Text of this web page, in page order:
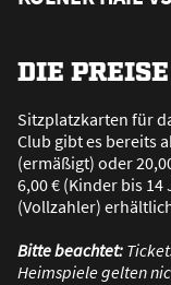
DIE PREISE
Sitzplatzkarten für
Club gibt es bereits
(ermäßigt) oder
6,00 € (Kinder bis 14
(Vollzahler)
Bitte beachtet:
Heimspiele gelten